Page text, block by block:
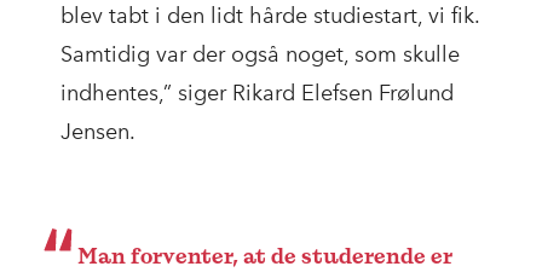
blev tabt i den lidt hårde studiestart, vi fik.
Samtidig var der også noget, som skulle
indhentes,” siger Rikard Elefsen Frølund
Jensen.
Man forventer, at de studerende er